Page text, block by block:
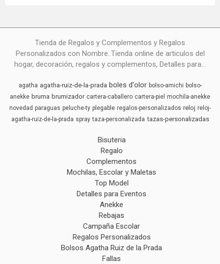
Tienda de Regalos y Complementos y Regalos
Personalizados con Nombre..Tienda online de articulos del
hogar, decoración, regalos y complementos, Detalles para...
agatha agatha-ruiz-de-la-prada boles d'olor bolso-amichi bolso-
anekke bruma brumizador cartera-caballero cartera-piel mochila-anekke
novedad paraguas peluche-ty plegable regalos-personalizados reloj reloj-
agatha-ruiz-de-la-prada spray taza-personalizada tazas-personalizadas
Bisuteria
Regalo
Complementos
Mochilas, Escolar y Maletas
Top Model
Detalles para Eventos
Anekke
Rebajas
Campaña Escolar
Regalos Personalizados
Bolsos Agatha Ruiz de la Prada
Fallas